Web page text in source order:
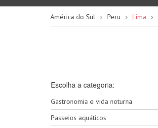
América do Sul Peru Lima
Escolha a categoria:
Gastronomia e vida noturna
Passeios aquáticos